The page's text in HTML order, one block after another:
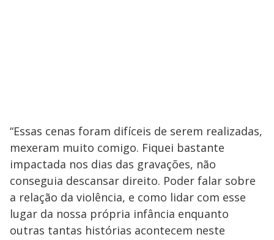
“Essas cenas foram difíceis de serem realizadas,
mexeram muito comigo. Fiquei bastante
impactada nos dias das gravações, não
conseguia descansar direito. Poder falar sobre
a relação da violência, e como lidar com esse
lugar da nossa própria infância enquanto
outras tantas histórias acontecem neste